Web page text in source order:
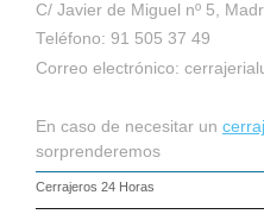
C/ Javier de Miguel nº 5,
Teléfono: 91 505 37 49
Correo electrónico:
En caso de necesitar un
sorprenderemos
Cerrajeros 24 Horas